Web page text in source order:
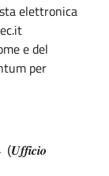
elettronica
e del
per
(𝑼𝒇𝒇𝒊𝒄𝒊𝒐